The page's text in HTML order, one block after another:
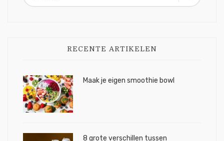
RECENTE ARTIKELEN
Maak je eigen smoothie bowl
8 grote verschillen tussen